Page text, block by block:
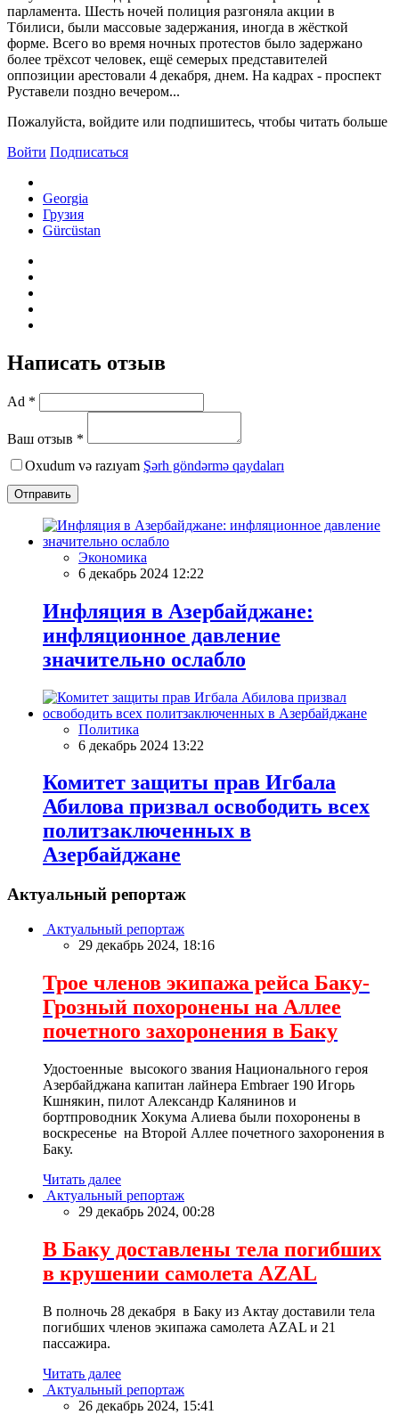
парламента. Шесть ночей полиция разгоняла акции в
Тбилиси, были массовые задержания, иногда в жёсткой
форме. Всего во время ночных протестов было задержано
более трёхсот человек, ещё семерых представителей
оппозиции арестовали 4 декабря, днем. На кадрах - проспект
Руставели поздно вечером...
Пожалуйста, войдите или подпишитесь, чтобы читать больше
Войти Подписаться
Georgia
Грузия
Gürcüstan
Написать отзыв
Ad *
Ваш отзыв *
Oxudum və razıyam Şərh göndərmə qaydaları
Отправить
Экономика
6 декабрь 2024 12:22
Инфляция в Азербайджане:
инфляционное давление
значительно ослабло
Политика
6 декабрь 2024 13:22
Комитет защиты прав Игбала
Абилова призвал освободить всех
политзаключенных в
Азербайджане
Актуальный репортаж
Актуальный репортаж
29 декабрь 2024, 18:16
Трое членов экипажа рейса Баку-
Грозный похоронены на Аллее
почетного захоронения в Баку
Удостоенные высокого звания Национального героя
Азербайджана капитан лайнера Embraer 190 Игорь
Кшнякин, пилот Александр Калянинов и
бортпроводник Хокума Алиева были похоронены в
воскресенье на Второй Аллее почетного захоронения в
Баку.
Читать далее
Актуальный репортаж
29 декабрь 2024, 00:28
В Баку доставлены тела погибших
в крушении самолета AZAL
В полночь 28 декабря в Баку из Актау доставили тела
погибших членов экипажа самолета AZAL и 21
пассажира.
Читать далее
Актуальный репортаж
26 декабрь 2024, 15:41